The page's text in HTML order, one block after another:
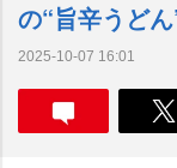
の“旨辛うど
2025-10-07 16:01